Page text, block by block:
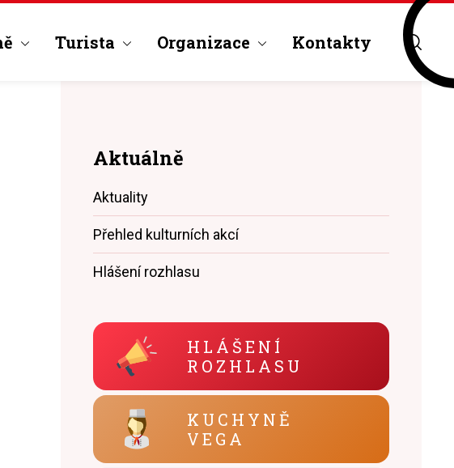
Turista Organizace Kontakty
Aktuálně
Aktuality
Přehled kulturních akcí
Hlášení rozhlasu
HLÁŠENÍ
ROZHLASU
KUCHYNĚ
VEGA